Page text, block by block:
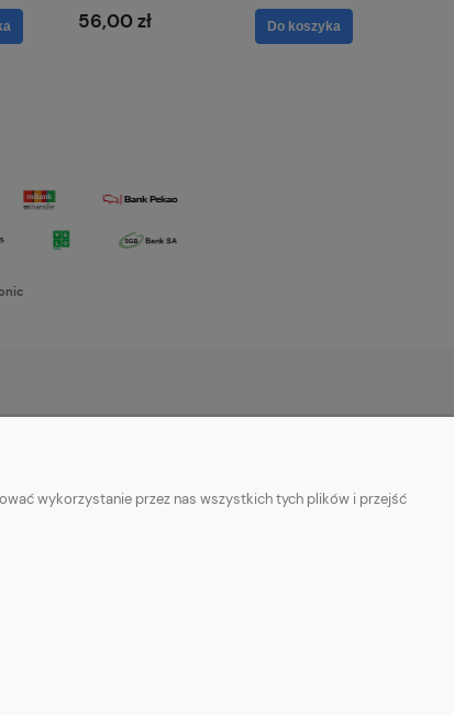
56,00 zł Do koszyka
O firmie
wykorzystanie przez nas wszystkich tych plików i przejść